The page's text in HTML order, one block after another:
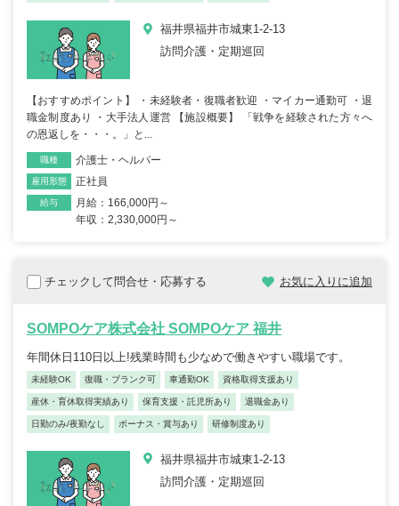
福井県福井市城東1-2-13
訪問介護・定期巡回
【おすすめポイント】 ・未経験者・復職者歓迎 ・マイカー通勤可 ・退
職金制度あり ・大手法人運営 【施設概要】 「戦争を経験された方々へ
の恩返しを・・・。」と...
職種 介護士・ヘルパー
雇用形態 正社員
給与
月給：166,000円～
年収：2,330,000円～
チェックして問合せ・応募する お気に入りに追加
SOMPOケア株式会社 SOMPOケア 福井
年間休日110日以上!残業時間も少なめで働きやすい職場です。
未経験OK 復職・ブランク可 車通勤OK 資格取得支援あり
産休・育休取得実績あり 保育支援・託児所あり 退職金あり
日勤のみ/夜勤なし ボーナス・賞与あり 研修制度あり
福井県福井市城東1-2-13
訪問介護・定期巡回